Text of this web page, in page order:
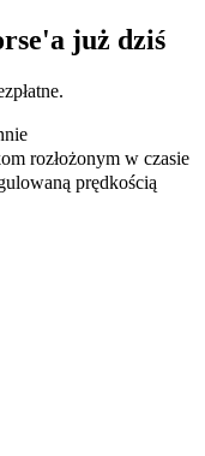
już dziś
rozłożonym w czasie
prędkością